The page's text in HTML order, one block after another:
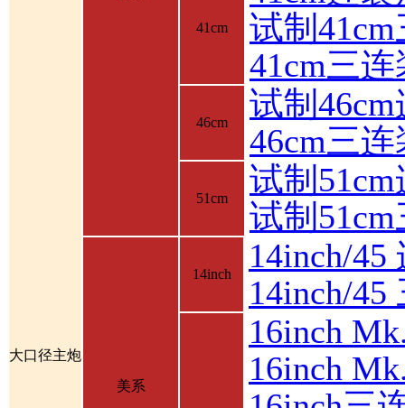
大口径主炮
41cm
试制
41cm三
46cm
试制
46cm三
51cm
试制
试制
美系
14inch
14inch/45
14inch/45
16inch
16inch